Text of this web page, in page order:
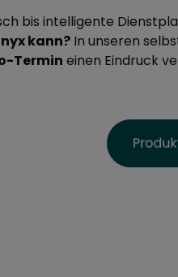
bis intelligente
kann?In unseren
Termin einen Eindruck